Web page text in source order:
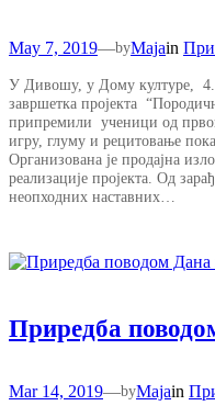
May 7, 2019—byMajain
У Дивошу, у Дому културе, 4.
завршетка пројекта
припремили ученици од првог
игру, глуму и рецитовање
Организована је продајна
реализације пројекта. Од
неопходних наставних…
Приредба
Mar 14, 2019—byMajain